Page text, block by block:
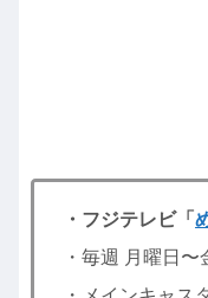
・フジテレビ「
・毎週 月曜日〜